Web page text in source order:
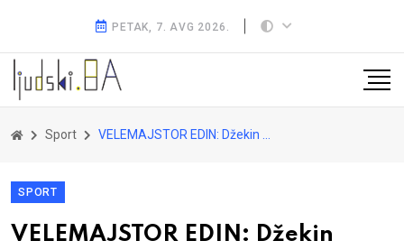
PETAK, 7. AVG 2026.
Sport VELEMAJSTOR EDIN: Džekin deseti gol za Fenerbahče
SPORT
VELEMAJSTOR EDIN: Džekin